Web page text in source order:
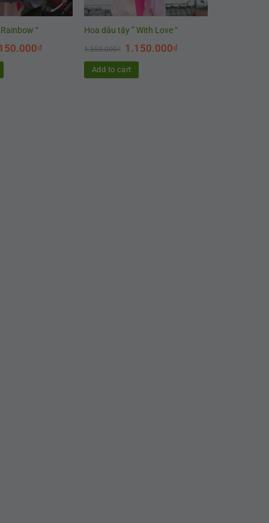
“
₫
Hoa dâu tây ” With Love “
1.550.000₫ 1.150.000₫
Add to cart